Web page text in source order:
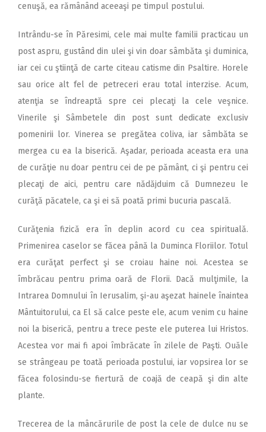
cenuşă, ea rămânând aceeaşi pe timpul postului.
Intrându-se în Păresimi, cele mai multe familii practicau un
post aspru, gustând din ulei şi vin doar sâmbăta şi duminica,
iar cei cu ştiinţă de carte citeau catisme din Psaltire. Horele
sau orice alt fel de petreceri erau total interzise. Acum,
atenţia se îndreaptă spre cei plecaţi la cele veşnice.
Vinerile şi Sâmbetele din post sunt dedicate exclusiv
pomenirii lor. Vinerea se pregătea coliva, iar sâmbăta se
mergea cu ea la biserică. Aşadar, perioada aceasta era una
de curăţie nu doar pentru cei de pe pământ, ci şi pentru cei
plecaţi de aici, pentru care nădăjduim că Dumnezeu le
curăţă păcatele, ca şi ei să poată primi bucuria pascală.
Curăţenia fizică era în deplin acord cu cea spirituală.
Primenirea caselor se făcea până la Duminca Floriilor. Totul
era curăţat perfect şi se croiau haine noi. Acestea se
îmbrăcau pentru prima oară de Florii. Dacă mulţimile, la
Intrarea Domnului în Ierusalim, şi-au aşezat hainele înaintea
Mântuitorului, ca El să calce peste ele, acum venim cu haine
noi la biserică, pentru a trece peste ele puterea lui Hristos.
Acestea vor mai fi apoi îmbrăcate în zilele de Paşti. Ouăle
se strângeau pe toată perioada postului, iar vopsirea lor se
făcea folosindu-se fiertură de coajă de ceapă şi din alte
plante.
Trecerea de la mâncărurile de post la cele de dulce nu se